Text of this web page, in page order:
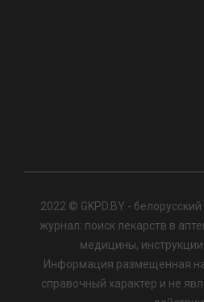
2022 © GKPD.BY -
журнал: поиск лекарств в
медицины, инструкции
Информация размещенная на
справочный характер и не